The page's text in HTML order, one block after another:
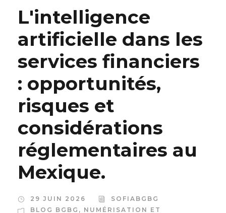
L'intelligence
artificielle dans les
services financiers
: opportunités,
risques et
considérations
réglementaires au
Mexique.
29 JUIN 2026
SOFIABGBG
BLOG BGBG , NUMÉRISATION ET